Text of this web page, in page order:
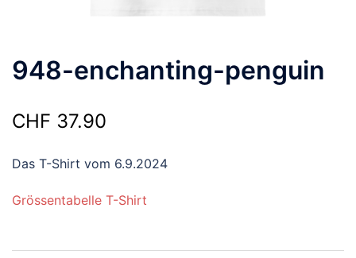
948-enchanting-penguin
CHF 37.90
Das T-Shirt vom 6.9.2024
Grössentabelle T-Shirt